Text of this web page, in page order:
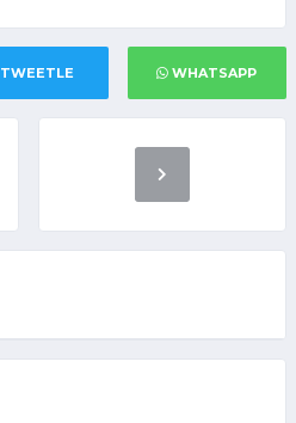
TWEETLE WHATSAPP